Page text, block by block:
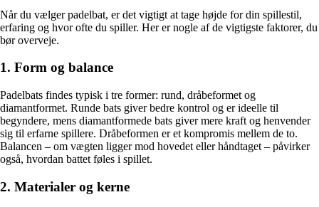
Når du vælger padelbat, er det vigtigt at tage højde for din spillestil,
erfaring og hvor ofte du spiller. Her er nogle af de vigtigste faktorer, du
bør overveje.
1. Form og balance
Padelbats findes typisk i tre former: rund, dråbeformet og
diamantformet. Runde bats giver bedre kontrol og er ideelle til
begyndere, mens diamantformede bats giver mere kraft og henvender
sig til erfarne spillere. Dråbeformen er et kompromis mellem de to.
Balancen – om vægten ligger mod hovedet eller håndtaget – påvirker
også, hvordan battet føles i spillet.
2. Materialer og kerne